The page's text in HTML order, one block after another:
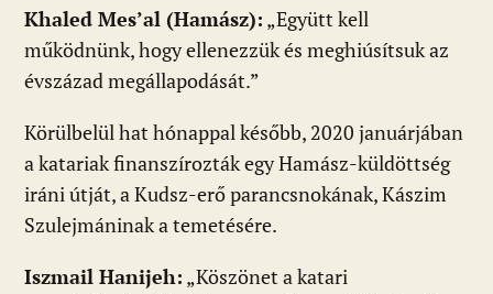
Khaled Mes’al (Hamász): „Együtt kell
működnünk, hogy ellenezzük és meghiúsítsuk az
évszázad megállapodását.”
Körülbelül hat hónappal később, 2020 januárjában
a katariak finanszírozták egy Hamász-küldöttség
iráni útját, a Kudsz-erő parancsnokának, Kászim
Szulejmáninak a temetésére.
Iszmail Hanijeh: „Köszönet a katari